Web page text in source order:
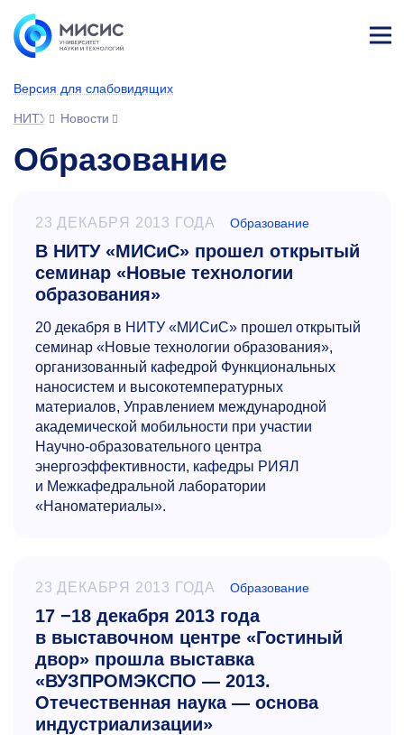
Версия для слабовидящих
НИТУ МИСИС
Новости
Образование
23 ДЕКАБРЯ 2013 ГОДА Образование
В НИТУ «МИСиС» прошел открытый
семинар «Новые технологии
образования»
20 декабря в НИТУ «МИСиС» прошел открытый
семинар «Новые технологии образования»,
организованный кафедрой Функциональных
наносистем и высокотемпературных
материалов, Управлением международной
академической мобильности при участии
Научно-образовательного центра
энергоэффективности, кафедры РИЯЛ
и Межкафедральной лаборатории
«Наноматериалы».
23 ДЕКАБРЯ 2013 ГОДА Образование
17 −18 декабря 2013 года
в выставочном центре «Гостиный
двор» прошла выставка
«ВУЗПРОМЭКСПО — 2013.
Отечественная наука — основа
индустриализации»